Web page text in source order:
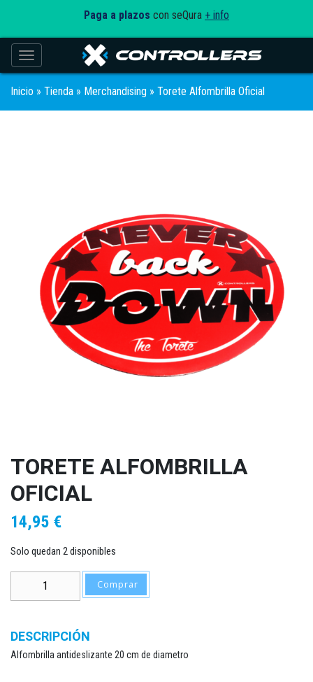
Paga a plazos con seQura + info
Toggle navigation
Inicio » Tienda » Merchandising » Torete Alfombrilla Oficial
TORETE ALFOMBRILLA
OFICIAL
14,95 €
Solo quedan 2 disponibles
Torete Alfombrilla Oficial cantidad
Comprar
DESCRIPCIÓN
Alfombrilla antideslizante 20 cm de diametro